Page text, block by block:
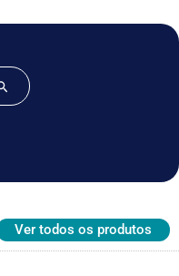
Ver todos os produtos